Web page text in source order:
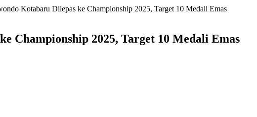
Kotabaru Dilepas ke Championship 2025, Target 10 Medali Emas
Championship 2025, Target 10 Medali Emas